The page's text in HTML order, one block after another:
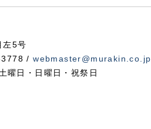
5号
3778 /webmaster@murakin.co.jp
曜日・日曜日・祝祭日